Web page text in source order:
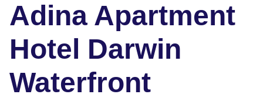
Adina Apartment
Hotel Darwin
Waterfront